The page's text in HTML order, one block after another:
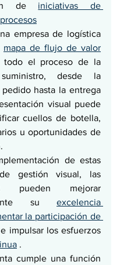
de iniciativas de
empresa de logística
mapa de flujo de valor
todo el proceso de la
desde la
hasta la entrega
visual puede
cuellos de botella,
u oportunidades de
de estas
de gestión visual, las
pueden mejorar
su excelencia
la participación de
.
cumple una función